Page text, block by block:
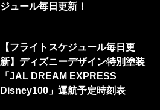
ジュール毎日更新！
【フライトスケジュール毎日更
新】ディズニーデザイン特別塗装
「JAL DREAM EXPRESS
Disney100」運航予定時刻表